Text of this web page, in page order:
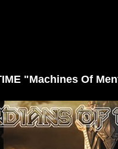
"Machines Of